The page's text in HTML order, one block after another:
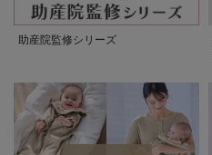
助産院監修シリーズ